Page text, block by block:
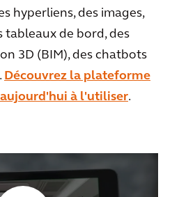
hyperliens, des images,
tableaux de bord, des
3D (BIM), des chatbots
Découvrez la plateforme
à l'utiliser.